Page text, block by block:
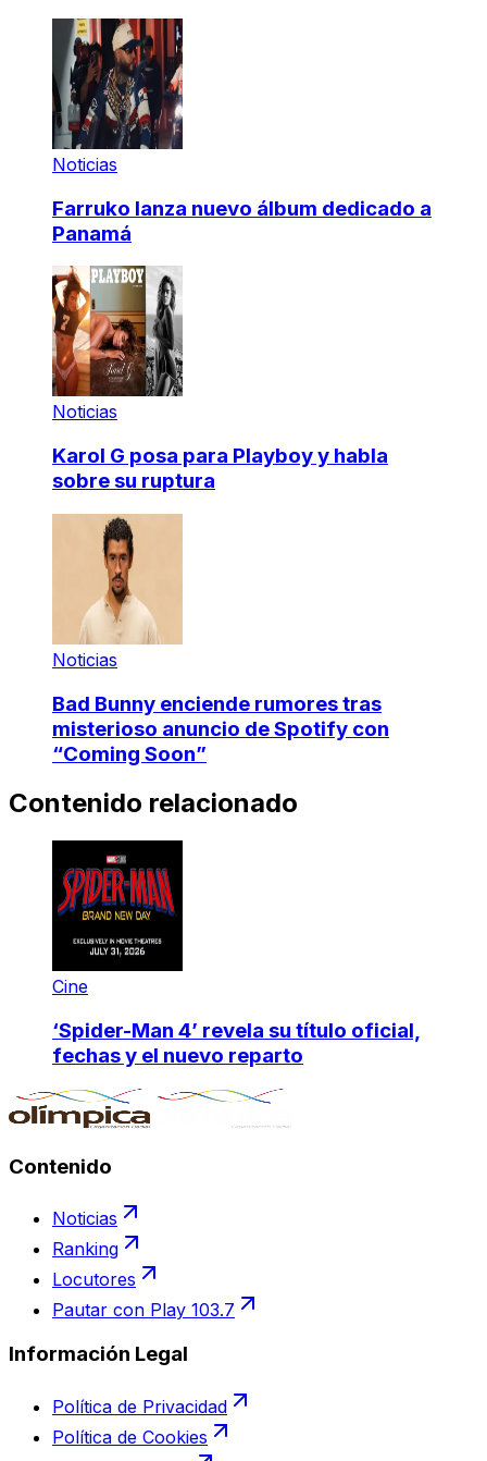
Noticias
Farruko lanza nuevo álbum dedicado a
Panamá
Noticias
Karol G posa para Playboy y habla
sobre su ruptura
Noticias
Bad Bunny enciende rumores tras
misterioso anuncio de Spotify con
“Coming Soon”
Contenido relacionado
Cine
‘Spider-Man 4’ revela su título oficial,
fechas y el nuevo reparto
Contenido
Noticias
Ranking
Locutores
Pautar con Play 103.7
Información Legal
Política de Privacidad
Política de Cookies